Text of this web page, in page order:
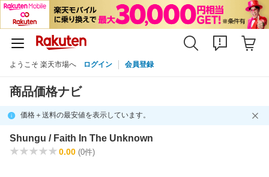
ようこそ 楽天市場へ ログイン 会員登録
商品価格ナビ
価格＋送料の最安値を表示しています。
Shungu / Faith In The Unknown
0.00 (0件)